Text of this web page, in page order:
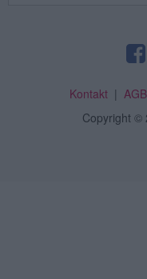
Kontakt| AGB
Copyright ©